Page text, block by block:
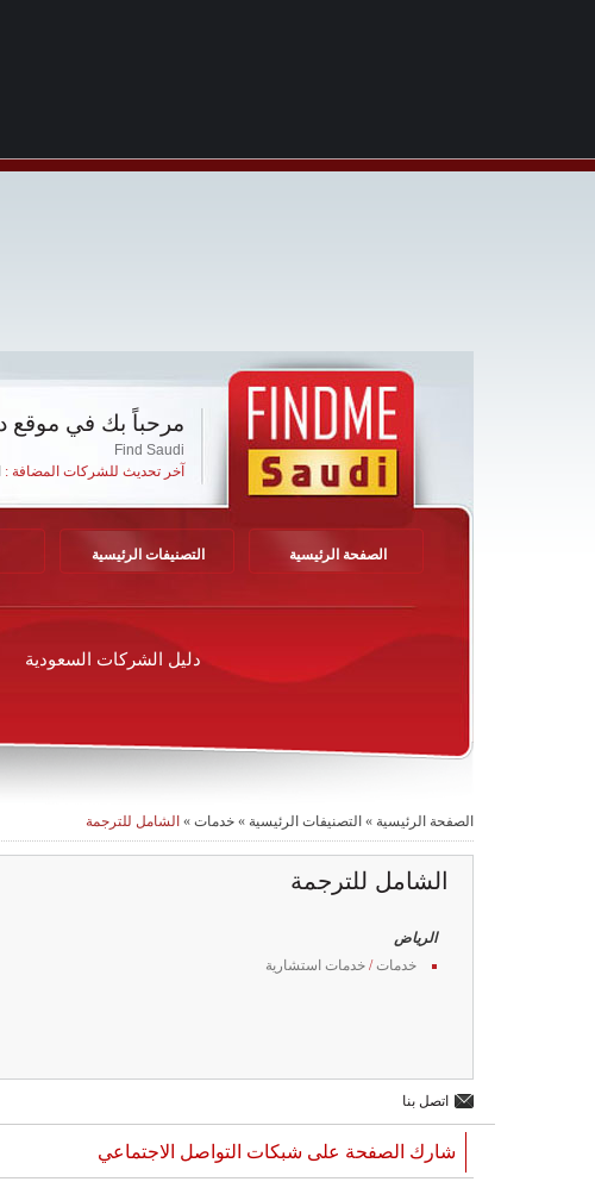
مرحباً بك في موقع
Find Saudi
آخر تحديث للشركات المضافة :
الصفحة الرئيسية التصنيفات الرئيسية
دليل الشركات السعودية
الصفحة الرئيسية » التصنيفات الرئيسية » خدمات » الشامل للترجمة
الشامل للترجمة
الرياض
خدمات/ خدمات استشارية
اتصل بنا
شارك الصفحة على شبكات التواصل الاجتماعي